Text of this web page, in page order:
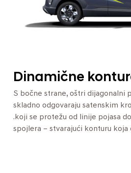
Dinamične
S bočne strane, oštri dijagonalni
skladno odgovaraju satenskim
.koji se protežu od linije pojasa
spojlera – stvarajući konturu koja